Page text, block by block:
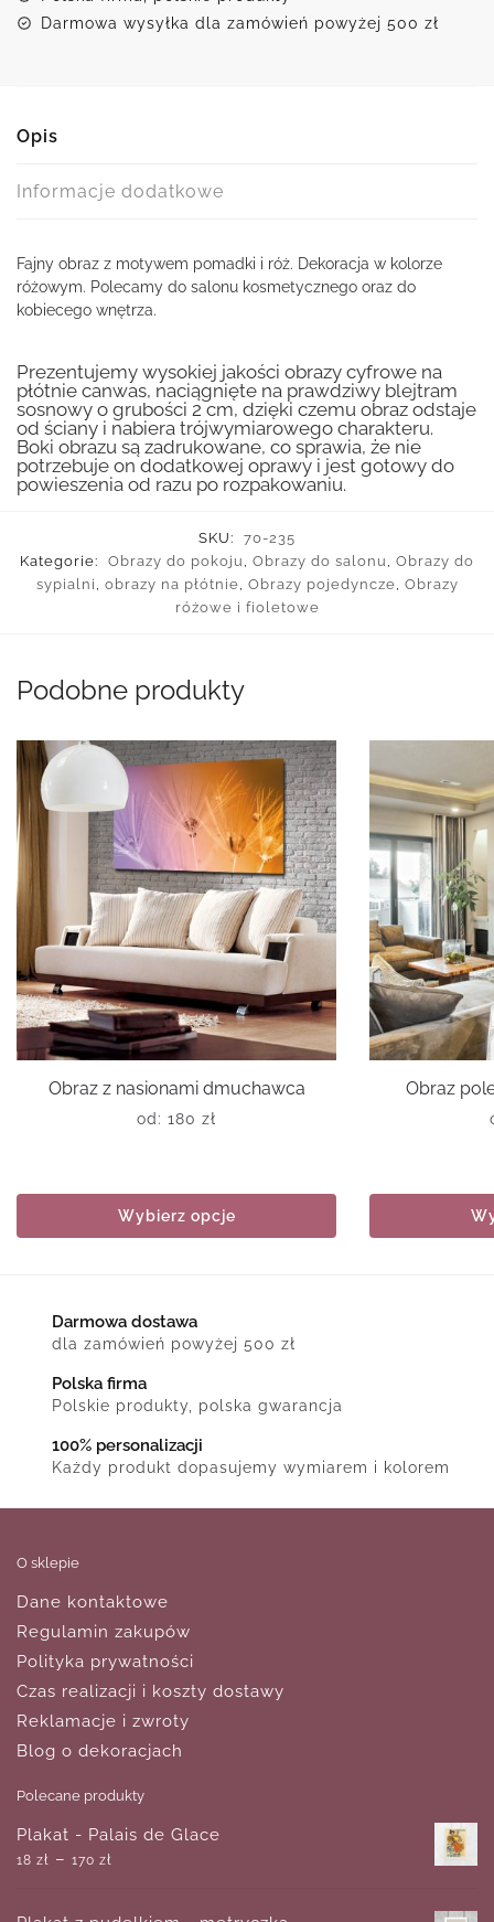
Darmowa wysyłka dla zamówień powyżej 500 zł
Opis
Informacje dodatkowe
Fajny obraz z motywem pomadki i róż. Dekoracja w kolorze
różowym. Polecamy do salonu kosmetycznego oraz do
kobiecego wnętrza.
Prezentujemy wysokiej jakości obrazy cyfrowe na
płótnie canwas, naciągnięte na prawdziwy blejtram
sosnowy o grubości 2 cm, dzięki czemu obraz odstaje
od ściany i nabiera trójwymiarowego charakteru.
Boki obrazu są zadrukowane, co sprawia, że nie
potrzebuje on dodatkowej oprawy i jest gotowy do
powieszenia od razu po rozpakowaniu.
SKU:
70-235
Kategorie:
Obrazy do pokoju , Obrazy do salonu , Obrazy do
sypialni , obrazy na płótnie, Obrazy pojedyncze, Obrazy
różowe i fioletowe
Podobne produkty
Obraz z nasionami dmuchawca
od: 180 zł
Wybierz opcje
Obraz
Darmowa dostawa
dla zamówień powyżej 500 zł
Polska firma
Polskie produkty, polska gwarancja
100% personalizacji
Każdy produkt dopasujemy wymiarem i kolorem
O sklepie
Dane kontaktowe
Regulamin zakupów
Polityka prywatności
Czas realizacji i koszty dostawy
Reklamacje i zwroty
Blog o dekoracjach
Polecane produkty
Plakat - Palais de Glace
18 zł – 170 zł